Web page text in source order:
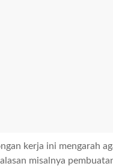
kerja ini mengarah
misalnya